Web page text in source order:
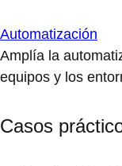
Automatización
Amplía la
equipos y los
Casos